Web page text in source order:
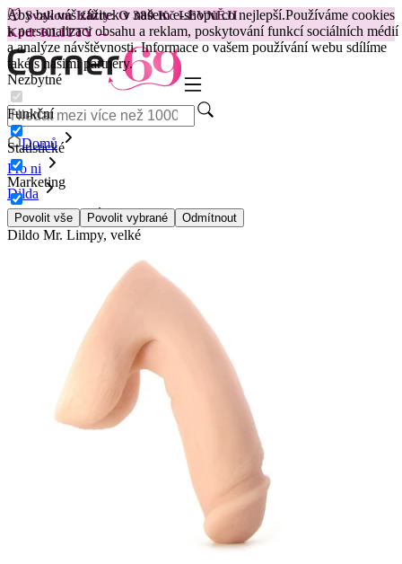
Aby byl váš zážitek v našem e-shopu co nejlepší.Používáme cookies
k personalizaci obsahu a reklam, poskytování funkcí sociálních médií
a analýze návštěvnosti. Informace o vašem používání webu sdílíme
také s našimi partnery.
Nezbytné
Funkční
Statistické
Marketing
Povolit vše Povolit vybrané Odmítnout
😽Svakom Klitty: O 380 Kč LEVNĚJI
Kód: KLITTY →
Domů
Pro ni
Dilda
Speciální dilda
Dildo Mr. Limpy, velké